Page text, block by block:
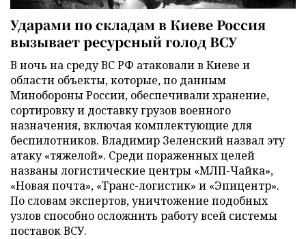
Ударами по складам в Киеве Россия
вызывает ресурсный голод ВСУ
В ночь на среду ВС РФ атаковали в Киеве и
области объекты, которые, по данным
Минобороны России, обеспечивали хранение,
сортировку и доставку грузов военного
назначения, включая комплектующие для
беспилотников. Владимир Зеленский назвал эту
атаку «тяжелой». Среди пораженных целей
названы логистические центры «МЛП-Чайка»,
«Новая почта», «Транс-логистик» и «Эпицентр».
По словам экспертов, уничтожение подобных
узлов способно осложнить работу всей системы
поставок ВСУ.